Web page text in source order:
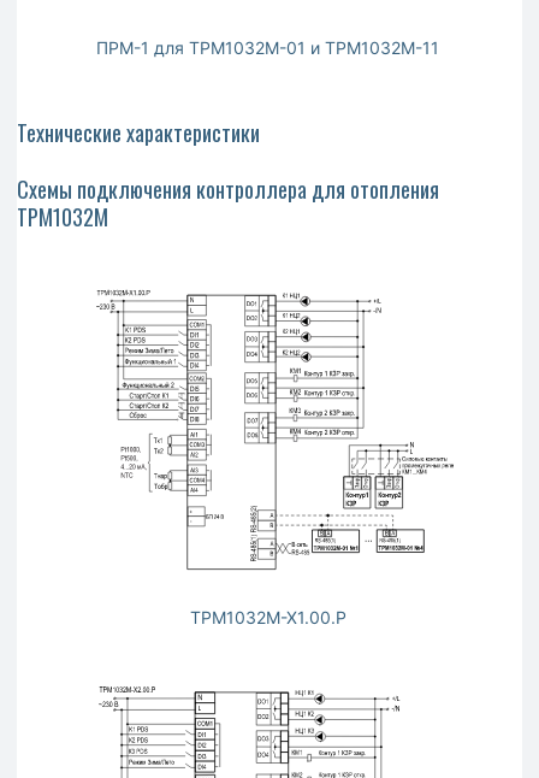
ПРМ-1 для ТРМ1032М-01 и ТРМ1032М-11
Технические характеристики
Схемы подключения контроллера для отопления
ТРМ1032М
ТРМ1032М-Х1.00.Р